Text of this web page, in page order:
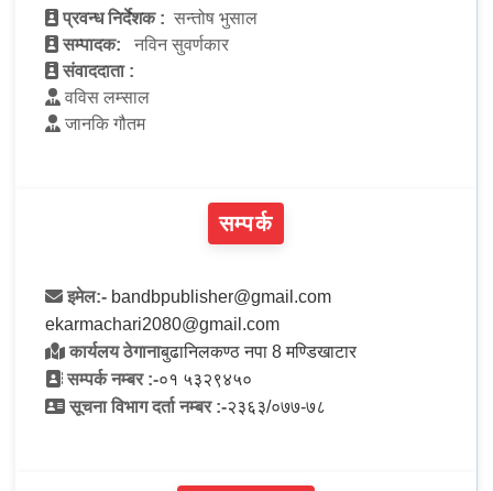
प्रवन्ध निर्देशक : सन्तोष भुसाल
सम्पादक:
नविन सुवर्णकार
संवाददाता :
वविस लम्साल
जानकि गौतम
सम्पर्क
इमेल:- bandbpublisher@gmail.com
ekarmachari2080@gmail.com
कार्यलय ठेगानाबुढानिलकण्ठ नपा 8 मण्डिखाटार
सम्पर्क नम्बर :-०१ ५३२९४५०
सूचना विभाग दर्ता नम्बर :-२३६३/०७७-७८